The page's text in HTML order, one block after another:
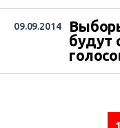
09.09.2014
будут